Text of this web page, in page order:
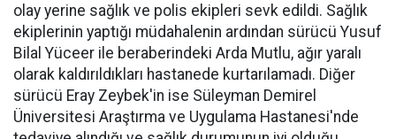
olay yerine sağlık ve polis ekipleri sevk edildi. Sağlık
ekiplerinin yaptığı müdahalenin ardından sürücü Yusuf
Bilal Yüceer ile beraberindeki Arda Mutlu, ağır yaralı
olarak kaldırıldıkları hastanede kurtarılamadı. Diğer
sürücü Eray Zeybek'in ise Süleyman Demirel
Üniversitesi Araştırma ve Uygulama Hastanesi'nde